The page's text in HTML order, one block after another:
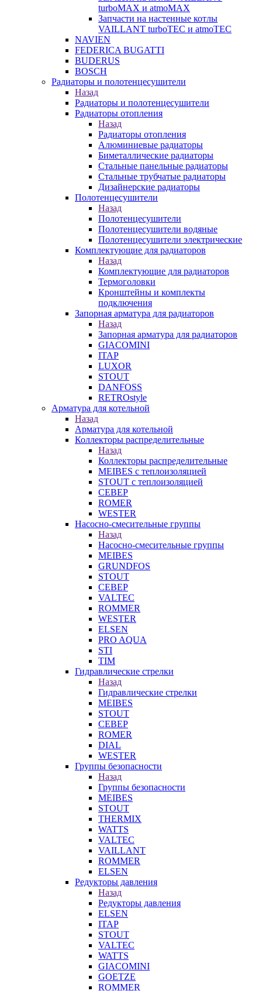
turboMAX и atmoMAX
Запчасти на настенные котлы
VAILLANT turboTEC и atmoTEC
NAVIEN
FEDERICA BUGATTI
BUDERUS
BOSCH
Радиаторы и полотенцесушители
Назад
Радиаторы и полотенцесушители
Радиаторы отопления
Назад
Радиаторы отопления
Алюминиевые радиаторы
Биметаллические радиаторы
Стальные панельные радиаторы
Стальные трубчатые радиаторы
Дизайнерские радиаторы
Полотенцесушители
Назад
Полотенцесушители
Полотенцесушители водяные
Полотенцесушители электрические
Комплектующие для радиаторов
Назад
Комплектующие для радиаторов
Термоголовки
Кронштейны и комплекты
подключения
Запорная арматура для радиаторов
Назад
Запорная арматура для радиаторов
GIACOMINI
ITAP
LUXOR
STOUT
DANFOSS
RETROstyle
Арматура для котельной
Назад
Арматура для котельной
Коллекторы распределительные
Назад
Коллекторы распределительные
MEIBES с теплоизоляцией
STOUT с теплоизоляцией
СЕВЕР
ROMER
WESTER
Насосно-смесительные группы
Назад
Насосно-смесительные группы
MEIBES
GRUNDFOS
STOUT
СЕВЕР
VALTEC
ROMMER
WESTER
ELSEN
PRO AQUA
STI
TIM
Гидравлические стрелки
Назад
Гидравлические стрелки
MEIBES
STOUT
СЕВЕР
ROMER
DIAL
WESTER
Группы безопасности
Назад
Группы безопасности
MEIBES
STOUT
THERMIX
WATTS
VALTEC
VAILLANT
ROMMER
ELSEN
Редукторы давления
Назад
Редукторы давления
ELSEN
ITAP
STOUT
VALTEC
WATTS
GIACOMINI
GOETZE
ROMMER